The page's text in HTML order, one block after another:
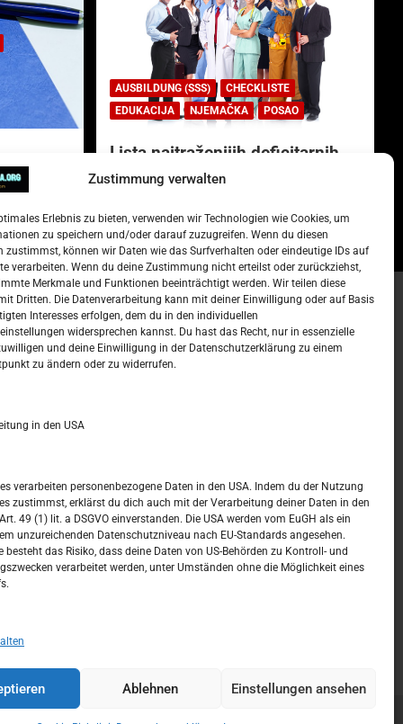
Zustimmung verwalten
Erlebnis zu bieten, verwenden wir Technologien wie Cookies, um
zu speichern und/oder darauf zuzugreifen. Wenn du diesen
zustimmst, können wir Daten wie das Surfverhalten oder eindeutige IDs auf
verarbeiten. Wenn du deine Zustimmung nicht erteilst oder zurückziehst,
Merkmale und Funktionen beeinträchtigt werden. Wir teilen diese
Dritten. Die Datenverarbeitung kann mit deiner Einwilligung oder auf Basis
Interesses erfolgen, dem du in den individuellen
widersprechen kannst. Du hast das Recht, nur in essenzielle
und deine Einwilligung in der Datenschutzerklärung zu einem
zu ändern oder zu widerrufen.
in den USA
verarbeiten personenbezogene Daten in den USA. Indem du der Nutzung
zustimmst, erklärst du dich auch mit der Verarbeitung deiner Daten in den
49 (1) lit. a DSGVO einverstanden. Die USA werden vom EuGH als ein
unzureichenden Datenschutzniveau nach EU-Standards angesehen.
besteht das Risiko, dass deine Daten von US-Behörden zu Kontroll- und
verarbeitet werden, unter Umständen ohne die Möglichkeit eines
Ablehnen Einstellungen ansehen
AUSBILDUNG (SSS)
CHECKLISTE
EDUKACIJA
NJEMAČKA POSAO
Lista najtraženijih deficitarnih
zanimanja u Njemačkoj.
–
Kalendar
10 11 12 13 14 15 16
17 18 19 20 21 22
24 25 26 27 28 29 30